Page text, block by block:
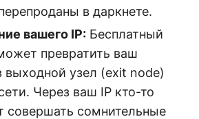
в даркнете.
вашего IP: Бесплатный
превратить ваш
выходной узел (exit node)
Через ваш IP кто-то
совершать сомнительные